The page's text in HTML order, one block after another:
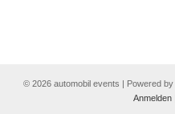
© 2026 automobil events | Powered by
Anmelden|